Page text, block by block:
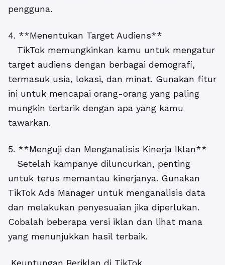
pengguna.
4. **Menentukan Target Audiens**
TikTok memungkinkan kamu untuk mengatur
target audiens dengan berbagai demografi,
termasuk usia, lokasi, dan minat. Gunakan fitur
ini untuk mencapai orang-orang yang paling
mungkin tertarik dengan apa yang kamu
tawarkan.
5. **Menguji dan Menganalisis Kinerja Iklan**
Setelah kampanye diluncurkan, penting
untuk terus memantau kinerjanya. Gunakan
TikTok Ads Manager untuk menganalisis data
dan melakukan penyesuaian jika diperlukan.
Cobalah beberapa versi iklan dan lihat mana
yang menunjukkan hasil terbaik.
Keuntungan Beriklan di TikTok